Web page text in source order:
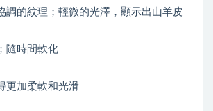
調的紋理；輕微的光澤，顯示出山羊皮
隨時間軟化
更加柔軟和光滑